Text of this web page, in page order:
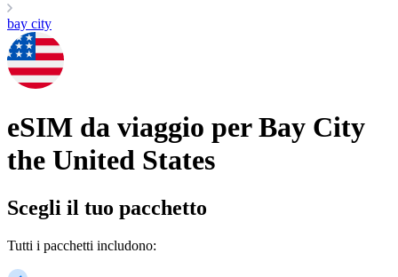
bay city
eSIM da viaggio per Bay City
the United States
Scegli il tuo pacchetto
Tutti i pacchetti includono: